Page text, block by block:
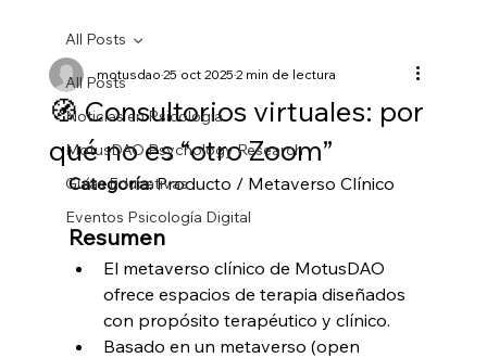
All Posts
Noticias en Psicología
MotusDAO Psychology Research
Guías Educativas
Eventos Psicología Digital
All Posts
🧭 Consultorios virtuales: por
qué no es “otro Zoom”
motusdao25 oct 20252 min de lectura
Categoría: Producto / Metaverso Clínico
Resumen
El metaverso clínico de MotusDAO
ofrece espacios de terapia diseñados
con propósito terapéutico y clínico.
Basado en un metaverso (open